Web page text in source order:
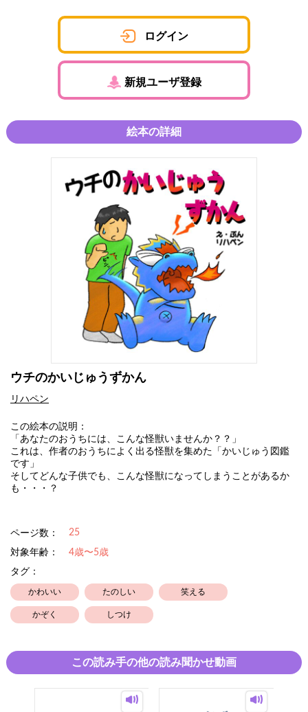
ログイン
新規ユーザ登録
絵本の詳細
ウチのかいじゅうずかん
リハペン
この絵本の説明：
「あなたのおうちには、こんな怪獣いませんか？？」
これは、作者のおうちによく出る怪獣を集めた「かいじゅう図鑑
です」
そしてどんな子供でも、こんな怪獣になってしまうことがあるか
も・・・？
ページ数： 25
対象年齢：
4歳〜5歳
タグ：
かわいい たのしい 笑える
かぞく しつけ
この読み手の他の読み聞かせ動画